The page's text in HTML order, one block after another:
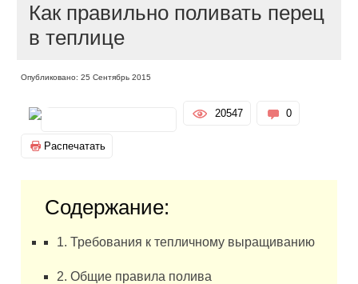
Как правильно поливать перец
в теплице
Опубликовано: 25 Сентябрь 2015
20547 0
Распечатать
Содержание:
1. Требования к тепличному выращиванию
2. Общие правила полива